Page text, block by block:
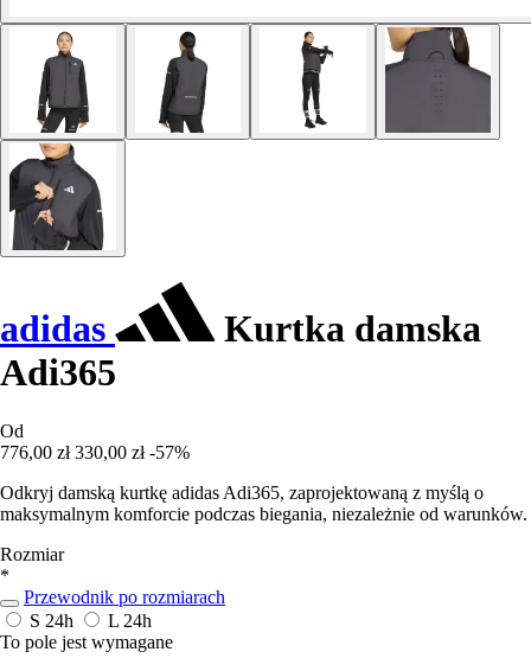
adidas
Kurtka damska
Adi365
Od
776,00 zł 330,00 zł -57%
Odkryj damską kurtkę adidas Adi365, zaprojektowaną z myślą o
maksymalnym komforcie podczas biegania, niezależnie od warunków.
Rozmiar
*
Przewodnik po rozmiarach
S 24h L 24h
To pole jest wymagane